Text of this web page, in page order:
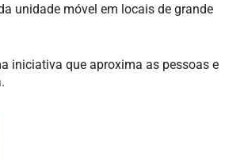
unidade móvel em locais de grande
iniciativa que aproxima as pessoas e